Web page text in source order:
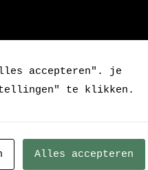
accepteren". je
te klikken.
Alles accepteren